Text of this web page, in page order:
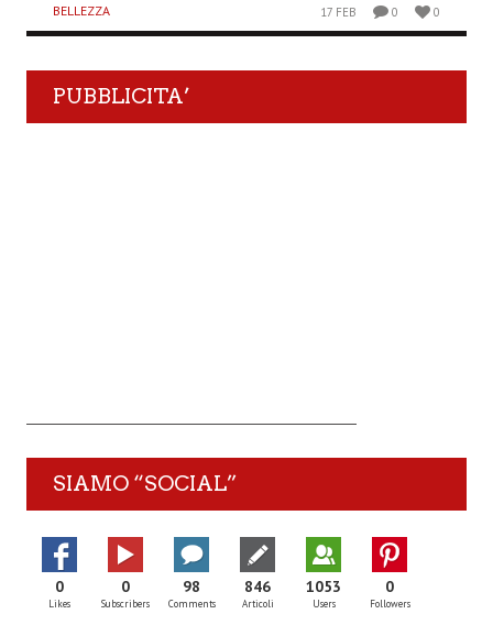
BELLEZZA 17 FEB 0 0
PUBBLICITA’
SIAMO “SOCIAL”
0
Likes
0
Subscribers
98
Comments
846
Articoli
1053
Users
0
Followers